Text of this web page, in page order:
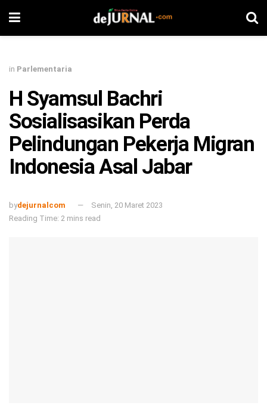
in Parlementaria
H Syamsul Bachri
Sosialisasikan Perda
Pelindungan Pekerja Migran
Indonesia Asal Jabar
bydejurnalcom
Senin, 20 Maret 2023
Reading Time: 2 mins read